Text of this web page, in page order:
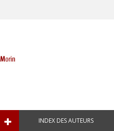
INDEX DES AUTEURS